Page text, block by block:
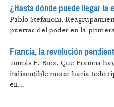
¿Hasta dónde puede llegar la
Pablo Stefanoni.
puertas del poder en la
Francia, la revolución
Tomás F. Ruiz. Que Francia
indiscutible motor hacia todo
en...